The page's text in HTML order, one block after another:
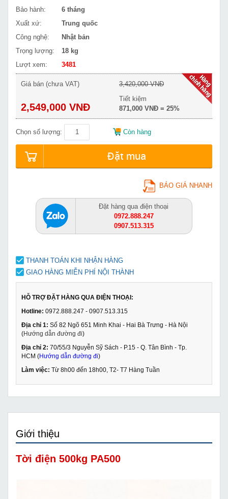
Bảo hành:
6 tháng
Xuất xứ:
Trung quốc
Công nghệ:
Nhật bản
Trọng lượng:
18 kg
Lượt xem:
3481
Giá bán (chưa VAT)
2,549,000 VNĐ
3,420,000 VNĐ
Tiết kiệm
871,000 VNĐ = 25%
Chọn số lượng: Còn hàng
Đặt mua
BÁO GIÁ NHANH
Đặt hàng qua điện thoại
0972.888.247
0907.513.315
THANH TOÁN KHI NHẬN HÀNG
GIAO HÀNG MIỄN PHÍ NỘI THÀNH
HỖ TRỢ ĐẶT HÀNG QUA ĐIỆN THOẠI:
Hotline: 0972.888.247 - 0907.513.315
Địa chỉ 1: Số 82 Ngõ 651 Minh Khai - Hai Bà Trưng - Hà Nội
(Hướng dẫn đường đi)
Địa chỉ 2: 70/55/3 Nguyễn Sỹ Sách - P.15 - Q. Tân Bình - Tp.
HCM (Hướng dẫn đường đi)
Làm việc: Từ 8h00 đến 18h00, T2- T7 Hàng Tuần
Giới thiệu
Tời điện 500kg PA500